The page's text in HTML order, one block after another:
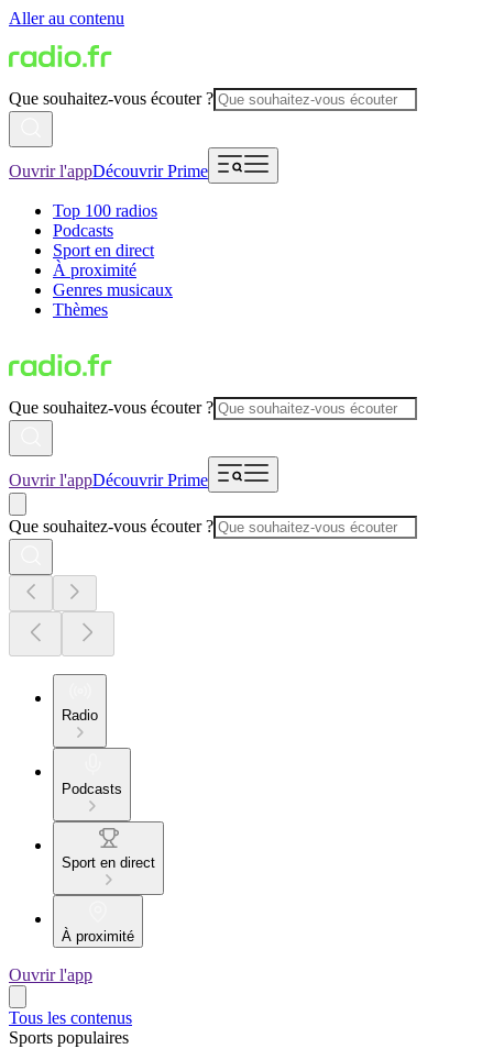
Aller au contenu
Que souhaitez-vous écouter ?
Ouvrir l'appDécouvrir Prime
Top 100 radios
Podcasts
Sport en direct
À proximité
Genres musicaux
Thèmes
Que souhaitez-vous écouter ?
Ouvrir l'appDécouvrir Prime
Que souhaitez-vous écouter ?
Radio
Podcasts
Sport en direct
À proximité
Ouvrir l'app
Tous les contenus
Sports populaires